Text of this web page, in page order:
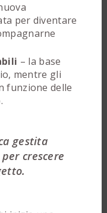
per diventare
– la base
mentre gli
funzione delle
gestita
crescere